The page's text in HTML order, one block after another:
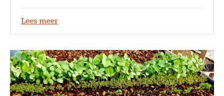
Lees meer
Previous Next